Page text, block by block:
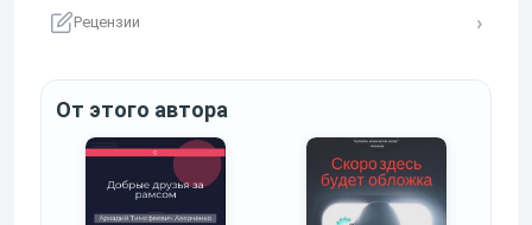
Рецензии
От этого автора